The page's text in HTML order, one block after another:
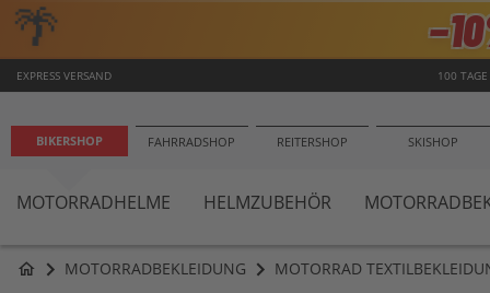
🌴
EXPRESS VERSAND 100 TAGE
BIKERSHOP FAHRRADSHOP REITERSHOP SKISHOP
MOTORRADHELME HELMZUBEHÖR
home MOTORRADBEKLEIDUNG MOTORRAD